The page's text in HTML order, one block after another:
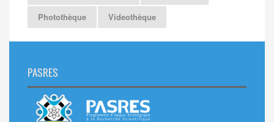
Photothèque
Videothèque
PASRES